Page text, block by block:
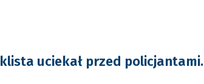
uciekał przed policjantami.